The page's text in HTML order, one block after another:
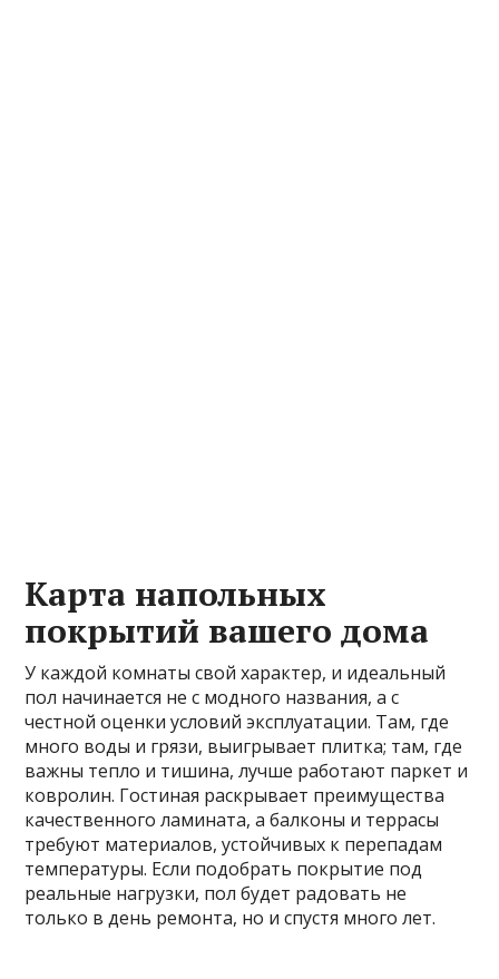
Карта напольных
покрытий вашего дома
У каждой комнаты свой характер, и идеальный
пол начинается не с модного названия, а с
честной оценки условий эксплуатации. Там, где
много воды и грязи, выигрывает плитка; там, где
важны тепло и тишина, лучше работают паркет и
ковролин. Гостиная раскрывает преимущества
качественного ламината, а балконы и террасы
требуют материалов, устойчивых к перепадам
температуры. Если подобрать покрытие под
реальные нагрузки, пол будет радовать не
только в день ремонта, но и спустя много лет.